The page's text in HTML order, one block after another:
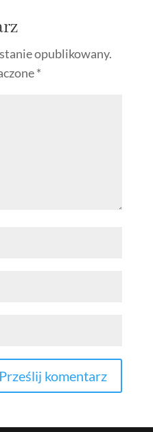
opublikowany.
*